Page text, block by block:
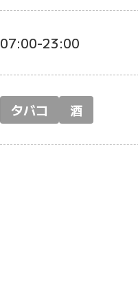
07:00-23:00
タバコ 酒